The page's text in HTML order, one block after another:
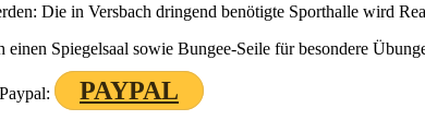
Die in Versbach dringend benötigte Sporthalle wird
Spiegelsaal sowie Bungee-Seile für besondere
PAYPAL